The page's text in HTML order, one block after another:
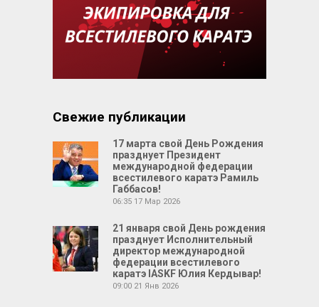
Свежие публикации
17 марта свой День Рождения
празднует Президент
международной федерации
всестилевого каратэ Рамиль
Габбасов!
06:35 17 Мар 2026
21 января свой День рождения
празднует Исполнительный
директор международной
федерации всестилевого
каратэ IASKF Юлия Кердывар!
09:00 21 Янв 2026